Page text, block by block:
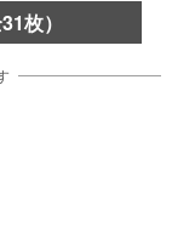
枚）